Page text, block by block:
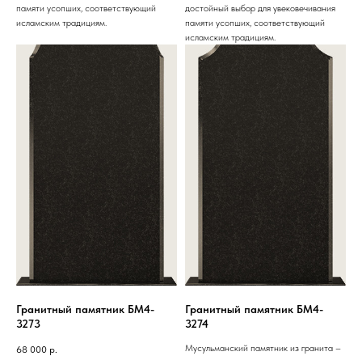
памяти усопших, соответствующий
исламским традициям.
достойный выбор для увековечивания
памяти усопших, соответствующий
исламским традициям.
Гранитный памятник БМ4-
3273
68 000 р.
Гранитный памятник БМ4-
3274
Мусульманский памятник из гранита –